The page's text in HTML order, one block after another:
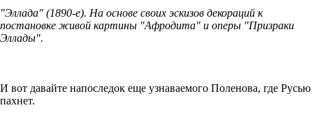
"Эллада" (1890-е). На основе своих эскизов декораций к
постановке живой картины "Афродита" и оперы "Призраки
Эллады".
И вот давайте напоследок еще узнаваемого Поленова, где Русью
пахнет.